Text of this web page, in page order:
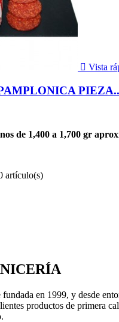
 Vista
de 1,400 a 1,700 gr
artículo(s)
en 1999, y desde
productos de primera